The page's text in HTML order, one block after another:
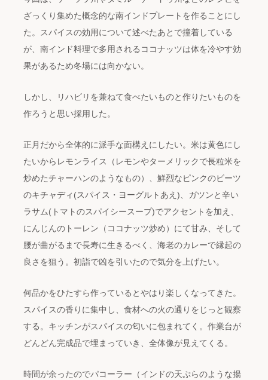
ざっくり集めた概念的な南インドプレートを作ることにし
た。スパイスの効用について述べたあとで撞着している
が、南インド料理で多用されるココナッツは体を冷やす効
果があるため冬場には向かない。
しかし、リハビリを兼ねて食べたいものと作りたいものを
作ろうと思い採用した。
正月だから全体的に派手な面構えにしたい。米は黄色にし
たいからレモンライス（レモンやターメリックで長粒米を
炒めたチャーハンのようなもの）、鮮烈なピンクのビーツ
のキチャディ(スパイス・ヨーグルトあえ)、ガツンと辛い
ラサム(トマトのスパイシースープ)でアクセントを加え、
にんじんのトーレン（ココナッツ炒め）にて甘み、そして
腰が曲がるまで長寿に生きるべく、海老のカレーで縁起の
良さを狙う。初詣で凶を引いたので気分を上げたい。
何品かをひたすら作っているとやはり楽しくなってきた。
スパイスの香りに集中し、食材への火の通りをじっと観察
する。キッチンがスパイスの匂いに包まれてく。作業台が
どんどん完成品で埋まっていき、全体像が見えてくる。
時間が余ったのでパコーラー（インドの天ぷらのような揚